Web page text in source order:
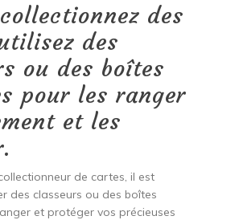
des
des
ou des boîtes
pour les ranger
et les
de cartes, il est
des classeurs ou des boîtes
et protéger vos précieuses